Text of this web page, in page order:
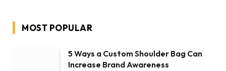
MOST POPULAR
5 Ways a Custom Shoulder Bag Can
Increase Brand Awareness